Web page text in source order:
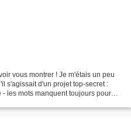
vous montrer ! Je m'étais un peu
s'agissait d'un projet top-secret :
les mots manquent toujours pour